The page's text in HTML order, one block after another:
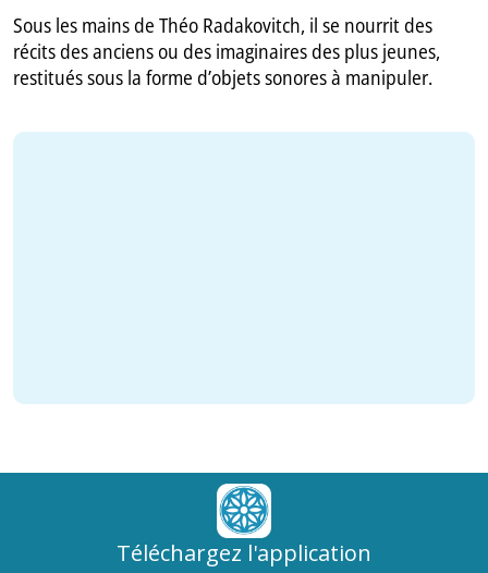
Sous les mains de Théo Radakovitch, il se nourrit des
récits des anciens ou des imaginaires des plus jeunes,
restitués sous la forme d’objets sonores à manipuler.
Téléchargez l'application